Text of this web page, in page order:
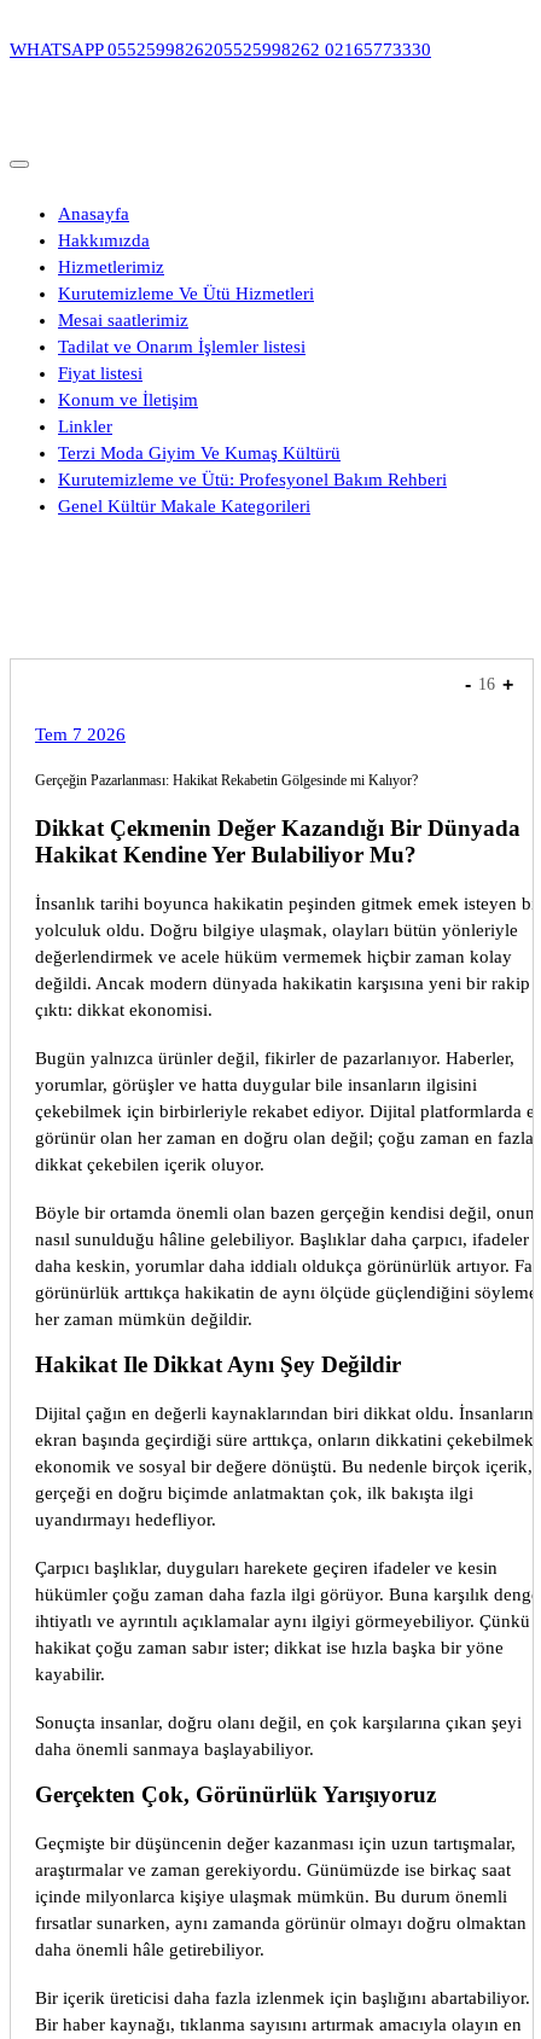
geç
WHATSAPP 0552599826205525998262 02165773330
Anasayfa
Hakkımızda
Hizmetlerimiz
Kurutemizleme Ve Ütü Hizmetleri
Mesai saatlerimiz
Tadilat ve Onarım İşlemler listesi
Fiyat listesi
Konum ve İletişim
Linkler
Terzi Moda Giyim Ve Kumaş Kültürü
Kurutemizleme ve Ütü: Profesyonel Bakım Rehberi
Genel Kültür Makale Kategorileri
Tem 7 2026
Gerçeğin Pazarlanması: Hakikat Rekabetin Gölgesinde mi Kalıyor?
Dikkat Çekmenin Değer Kazandığı Bir Dünyada
Hakikat Kendine Yer Bulabiliyor Mu?
İnsanlık tarihi boyunca hakikatin peşinden gitmek emek isteyen bir
yolculuk oldu. Doğru bilgiye ulaşmak, olayları bütün yönleriyle
değerlendirmek ve acele hüküm vermemek hiçbir zaman kolay
değildi. Ancak modern dünyada hakikatin karşısına yeni bir rakip
çıktı: dikkat ekonomisi.
Bugün yalnızca ürünler değil, fikirler de pazarlanıyor. Haberler,
yorumlar, görüşler ve hatta duygular bile insanların ilgisini
çekebilmek için birbirleriyle rekabet ediyor. Dijital platformlarda
görünür olan her zaman en doğru olan değil; çoğu zaman en fazla
dikkat çekebilen içerik oluyor.
Böyle bir ortamda önemli olan bazen gerçeğin kendisi değil, onun
nasıl sunulduğu hâline gelebiliyor. Başlıklar daha çarpıcı, ifadeler
daha keskin, yorumlar daha iddialı oldukça görünürlük artıyor.
görünürlük arttıkça hakikatin de aynı ölçüde güçlendiğini
her zaman mümkün değildir.
Hakikat Ile Dikkat Aynı Şey Değildir
Dijital çağın en değerli kaynaklarından biri dikkat oldu. İnsanların
ekran başında geçirdiği süre arttıkça, onların dikkatini çekebilmek
ekonomik ve sosyal bir değere dönüştü. Bu nedenle birçok içerik,
gerçeği en doğru biçimde anlatmaktan çok, ilk bakışta ilgi
uyandırmayı hedefliyor.
Çarpıcı başlıklar, duyguları harekete geçiren ifadeler ve kesin
hükümler çoğu zaman daha fazla ilgi görüyor. Buna karşılık
ihtiyatlı ve ayrıntılı açıklamalar aynı ilgiyi görmeyebiliyor. Çünkü
hakikat çoğu zaman sabır ister; dikkat ise hızla başka bir yöne
kayabilir.
Sonuçta insanlar, doğru olanı değil, en çok karşılarına çıkan şeyi
daha önemli sanmaya başlayabiliyor.
Gerçekten Çok, Görünürlük Yarışıyoruz
Geçmişte bir düşüncenin değer kazanması için uzun tartışmalar,
araştırmalar ve zaman gerekiyordu. Günümüzde ise birkaç saat
içinde milyonlarca kişiye ulaşmak mümkün. Bu durum önemli
fırsatlar sunarken, aynı zamanda görünür olmayı doğru olmaktan
daha önemli hâle getirebiliyor.
Bir içerik üreticisi daha fazla izlenmek için başlığını abartabiliyor.
Bir haber kaynağı, tıklanma sayısını artırmak amacıyla olayın en
- 16 +